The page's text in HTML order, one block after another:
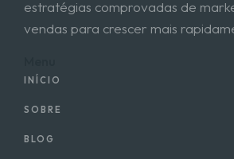
estratégias comprovadas de
vendas para crescer mais
INÍCIO
SOBRE
BLOG